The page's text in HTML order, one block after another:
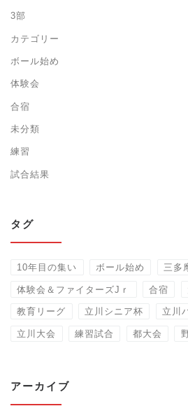
3部
カテゴリー
ボール始め
体験会
合宿
未分類
練習
試合結果
タグ
10年目の集い ボール始め 三多
体験会＆ファイターズJｒ 合宿
教育リーグ 立川シニア杯 立川
立川大会 練習試合 都大会
アーカイブ